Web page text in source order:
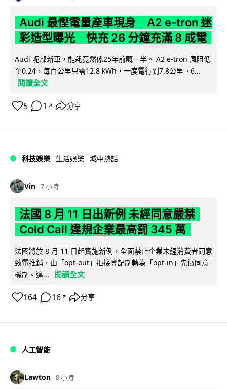
Audi 最慳電量產車現身 A2 e-tron 迷
彩造型曝光 快充 26 分鐘充滿 8 成電
Audi 呢部新車，能耗竟然係25年前嘅一半。 A2 e-tron 風阻低
至0.24，每百公里只需12.8 kWh，一度電行到7.8公里。6...
閱讀全文
5 1 ↗ 分享
科技娛樂 生活娛樂 城中熱話
Vin 7 小時
法國 8 月 11 日出新例 未經同意嚴禁
Cold Call 違規企業最高罰 345 萬
法國將於 8 月 11 日起實施新例，全面禁止企業未經消費者同意
致電推銷，由「opt-out」拒接登記制轉為「opt-in」先徵同意
機制。違...
閱讀全文
164 16 ↗ 分享
人工智能
Lawton 8 小時